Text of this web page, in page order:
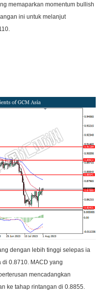
memaparkan momentum bullish
ini untuk melanjut
dengan lebih tinggi selepas ia
0.8710. MACD yang
mencadangkan
ke tahap rintangan di 0.8855.